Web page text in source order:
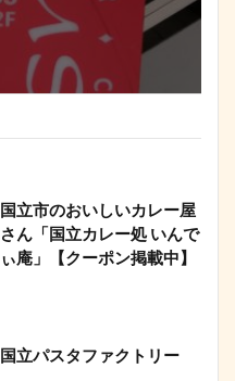
国立市のおいしいカレー屋
さん「国立カレー処 いんで
ぃ庵」【クーポン掲載中】
国立パスタファクトリー